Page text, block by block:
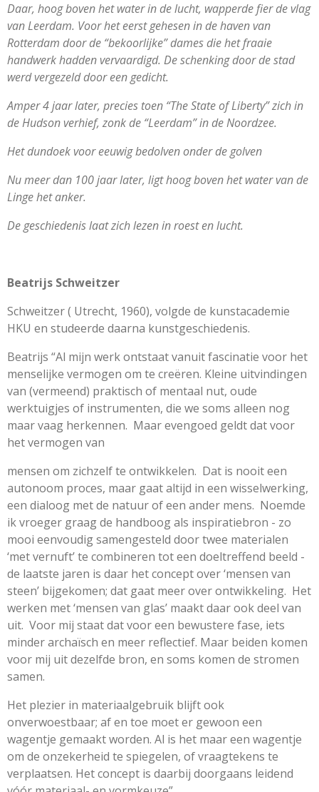
Daar, hoog boven het water in de lucht, wapperde fier de vlag
van Leerdam. Voor het eerst gehesen in de haven van
Rotterdam door de “bekoorlijke” dames die het fraaie
handwerk hadden vervaardigd. De schenking door de stad
werd vergezeld door een gedicht.
Amper 4 jaar later, precies toen “The State of Liberty” zich in
de Hudson verhief, zonk de “Leerdam” in de Noordzee.
Het dundoek voor eeuwig bedolven onder de golven
Nu meer dan 100 jaar later, ligt hoog boven het water van de
Linge het anker.
De geschiedenis laat zich lezen in roest en lucht.
Beatrijs Schweitzer
Schweitzer ( Utrecht, 1960), volgde de kunstacademie
HKU en studeerde daarna kunstgeschiedenis.
Beatrijs “Al mijn werk ontstaat vanuit fascinatie voor het
menselijke vermogen om te creëren. Kleine uitvindingen
van (vermeend) praktisch of mentaal nut, oude
werktuigjes of instrumenten, die we soms alleen nog
maar vaag herkennen. Maar evengoed geldt dat voor
het vermogen van
mensen om zichzelf te ontwikkelen. Dat is nooit een
autonoom proces, maar gaat altijd in een wisselwerking,
een dialoog met de natuur of een ander mens. Noemde
ik vroeger graag de handboog als inspiratiebron - zo
mooi eenvoudig samengesteld door twee materialen
‘met vernuft’ te combineren tot een doeltreffend beeld -
de laatste jaren is daar het concept over ‘mensen van
steen’ bijgekomen; dat gaat meer over ontwikkeling. Het
werken met ‘mensen van glas’ maakt daar ook deel van
uit. Voor mij staat dat voor een bewustere fase, iets
minder archaïsch en meer reflectief. Maar beiden komen
voor mij uit dezelfde bron, en soms komen de stromen
samen.
Het plezier in materiaalgebruik blijft ook
onverwoestbaar; af en toe moet er gewoon een
wagentje gemaakt worden. Al is het maar een wagentje
om de onzekerheid te spiegelen, of vraagtekens te
verplaatsen. Het concept is daarbij doorgaans leidend